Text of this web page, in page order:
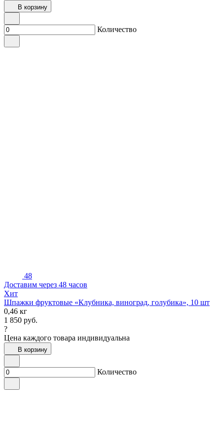
В корзину
Количество
48
Доставим через 48 часов
Хит
Шпажки фруктовые «Клубника, виноград, голубика», 10 шт
0,46 кг
1 850 руб.
?
Цена каждого товара индивидуальна
В корзину
Количество